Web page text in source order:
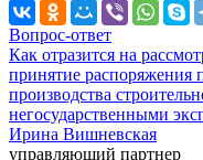
Вопрос-ответ
Как отразится на
принятие распоряжения
производства
негосударственными
Ирина Вишневская
управляющий партнер